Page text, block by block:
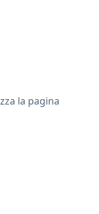
la pagina